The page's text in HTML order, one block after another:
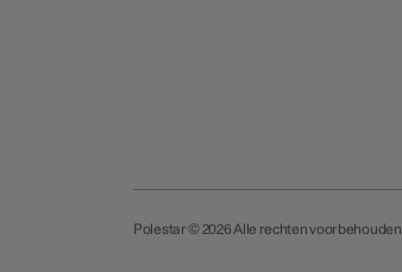
Polestar © 2026 Alle rechten voorbehouden